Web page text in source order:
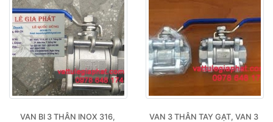
HỆ
VAN BI 3 THÂN INOX 316,
VAN 3 THÂN TAY GẠT, VAN 3